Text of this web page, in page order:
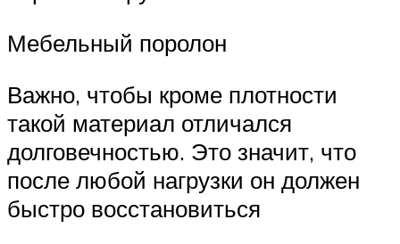
Мебельный поролон
Важно, чтобы кроме плотности
такой материал отличался
долговечностью. Это значит, что
после любой нагрузки он должен
быстро восстановиться